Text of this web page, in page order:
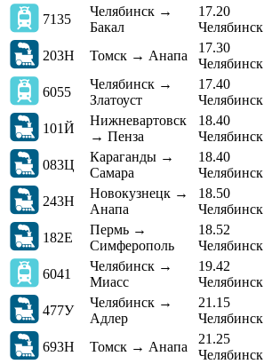
7135
Челябинск →
Бакал
17.20
Челябинск
203Н
Томск → Анапа
17.30
Челябинск
6055
Челябинск →
Златоуст
17.40
Челябинск
101Й
Нижневартовск
→ Пенза
18.40
Челябинск
083Ц
Караганды →
Самара
18.40
Челябинск
243Н
Новокузнецк →
Анапа
18.50
Челябинск
182Е
Пермь →
Симферополь
18.52
Челябинск
6041
Челябинск →
Миасс
19.42
Челябинск
477У
Челябинск →
Адлер
21.15
Челябинск
693Н
Томск → Анапа
21.25
Челябинск